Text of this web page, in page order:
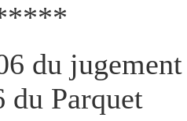
du jugement
du Parquet